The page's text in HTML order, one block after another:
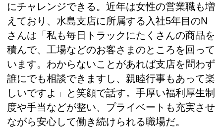
にチャレンジできる。近年は女性の営業職も増
えており、水島支店に所属する入社5年目のN
さんは「私も毎日トラックにたくさんの商品を
積んで、工場などのお客さまのところを回って
います。わからないことがあれば支店を問わず
誰にでも相談できますし、親睦行事もあって楽
しいですよ」と笑顔で話す。手厚い福利厚生制
度や手当などが整い、プライベートも充実させ
ながら安心して働き続けられる職場だ。